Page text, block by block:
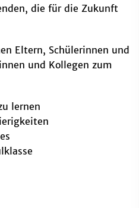
die für die Zukunft
Eltern, Schülerinnen und
und Kollegen zum
lernen